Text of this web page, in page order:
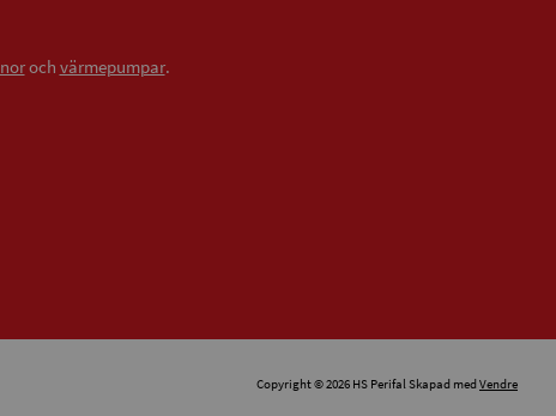
och värmepumpar.
Copyright © 2026 HS Perifal Skapad medVendre